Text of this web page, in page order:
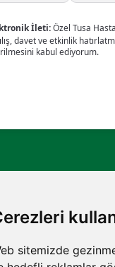
sitemizde
İleti:Özel Tusa
davet ve etkinlik
kabul ediyorum.
Güzin Sk.
İstanbul,